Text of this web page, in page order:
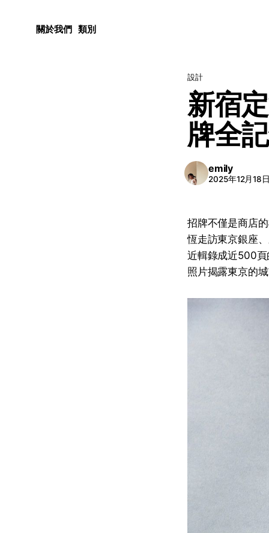
關於我們 類別
設計
新宿
牌全
emily
2025年12月18
招牌不僅是商店
恆走訪東京銀座
近輯錄成近500
照片揭露東京的